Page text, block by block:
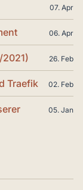
07. Apr
06. Apr
26. Feb
Traefik 02. Feb
05. Jan